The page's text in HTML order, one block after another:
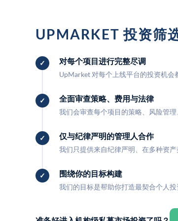
UPMARKET 投资筛
对每个项目进行完整尽调
UpMarket 对每个上线平台的投资机会
全面审查策略、费用与法律
我们会审查每个项目的策略、风险管
仅与纪律严明的管理人合作
我们只提供来自纪律严明、在多种资
围绕你的目标构建
我们的目标是帮助你打造最契合个人投